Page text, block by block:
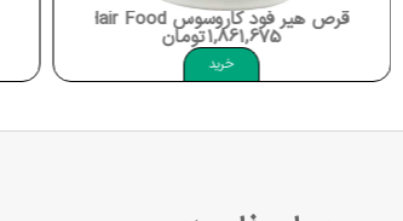
قرص هیر فود کاروسوس Carusos Hair Food
1,861,675تومان
خرید